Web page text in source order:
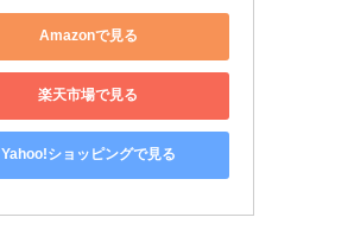
Amazonで見る
楽天市場で見る
Yahoo!ショッピングで見る